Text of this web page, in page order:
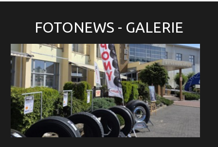
FOTONEWS - GALERIE